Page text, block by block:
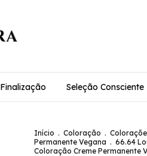
Finalização Seleção Consciente
Início . Coloração .
Permanente Vegana . 66.64
Coloração Creme Permanente